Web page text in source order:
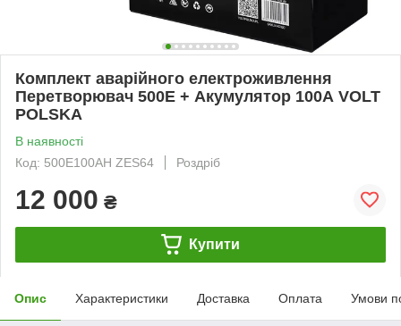
Комплект аварійного електроживлення
Перетворювач 500E + Акумулятор 100А VOLT
POLSKA
В наявності
Код: 500E100AH ZES64
Роздріб
12 000 ₴
Купити
Опис Характеристики Доставка Оплата Умови